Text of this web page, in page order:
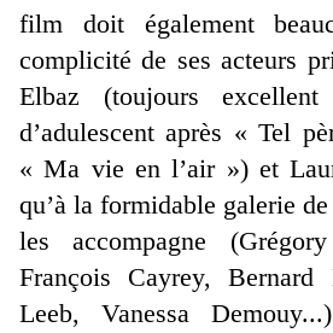
film doit également
complicité de ses acteurs
Elbaz (toujours
d’adulescent après « Tel
« Ma vie en l’air ») et
qu’à la formidable galerie
les accompagne
François Cayrey,
Leeb, Vanessa